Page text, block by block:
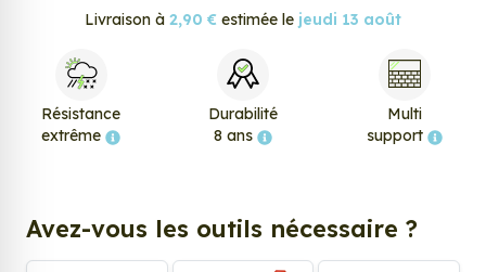
Livraison à 2,90 € estimée le jeudi 13 août
Résistance
extrême
Durabilité
8 ans
Multi
support
Avez-vous les outils nécessaire ?